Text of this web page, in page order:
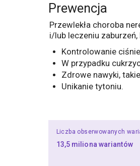
Prewencja
Przewlekła choroba
i/lub leczeniu
Kontrolowanie
W przypadku
Zdrowe nawyki,
Unikanie tytoniu.
Liczba obserwowanych
13,5 miliona wariantów